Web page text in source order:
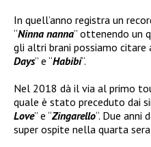
In quell’anno registra un
“Ninna nanna” ottenendo un
gli altri brani possiamo citare
Days” e “Habibi“.
Nel 2018 dà il via al primo
quale è stato preceduto dai
Love” e “Zingarello“. Due anni
super ospite nella quarta